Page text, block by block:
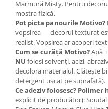
Marmură Misty. Pentru
mostra fizică.
Pot picta panourile Motivo?
vopsirea — decorul texturat
realist. Vopsirea ar acoperi
Cum se curăță Motivo?Apă
NU folosi solvenți, acizi,
decolora materialul. Clătește
detergent uscat pe suprafață).
Ce adeziv folosesc? Polimer
explicit de producător): Soudal